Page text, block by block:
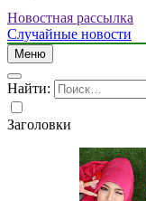
Новостная рассылка
Случайные новости
Меню
Найти:
Заголовки